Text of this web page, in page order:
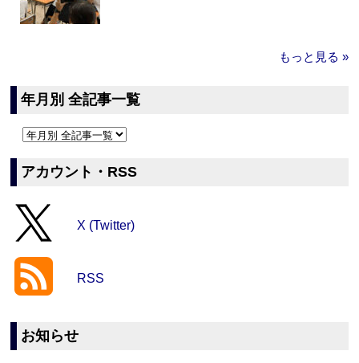
もっと見る »
年月別 全記事一覧
アカウント・RSS
X (Twitter)
RSS
お知らせ